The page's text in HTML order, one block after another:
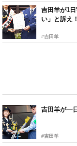
吉田羊が1
い」と訴え！
#吉田羊
吉田羊が一
#吉田羊